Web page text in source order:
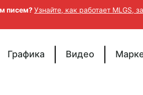
Графика Видео
писем?Узнайте, как работает MLGS,